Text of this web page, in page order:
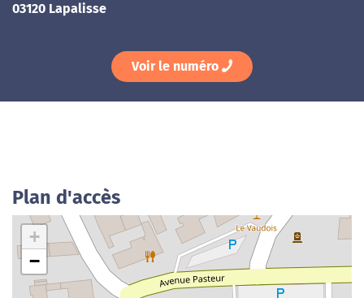
03120 Lapalisse
Voir le numéro
Plan d'accès
+
−